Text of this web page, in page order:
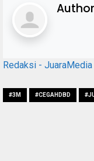
Redaksi - JuaraMedia
#3M #CEGAHDBD